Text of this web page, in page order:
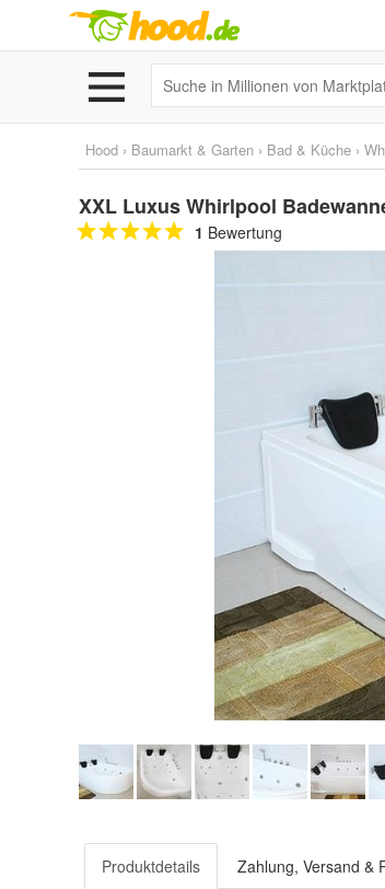
Hood › Baumarkt & Garten › Bad & Küche ›
XXL Luxus Whirlpool
1 Bewertung
Produktdetails Zahlung, Versand &